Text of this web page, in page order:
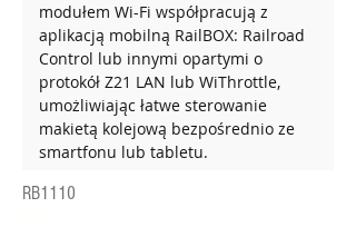
modułem Wi-Fi współpracują z
aplikacją mobilną RailBOX: Railroad
Control lub innymi opartymi o
protokół Z21 LAN lub WiThrottle,
umożliwiając łatwe sterowanie
makietą kolejową bezpośrednio ze
smartfonu lub tabletu.
RB1110